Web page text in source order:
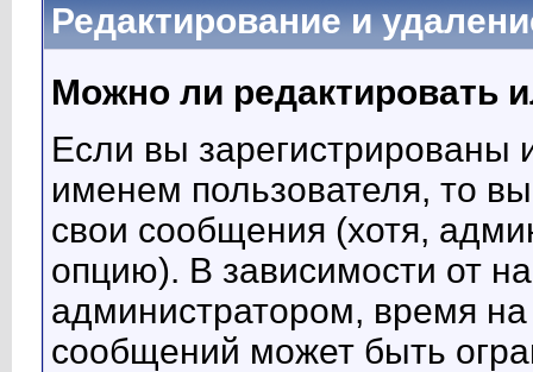
Редактирование и
Можно ли редактировать
Если вы
именем пользователя, то
свои сообщения (хотя,
опцию). В зависимости от
администратором, время
сообщений может быть